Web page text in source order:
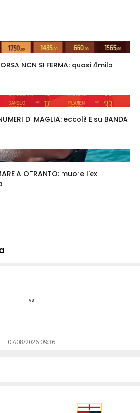
NON SI FERMA: quasi 4mila
DI MAGLIA: eccoli! E su BANDA
A OTRANTO: muore l'ex
vs
07/08/2026 09:36